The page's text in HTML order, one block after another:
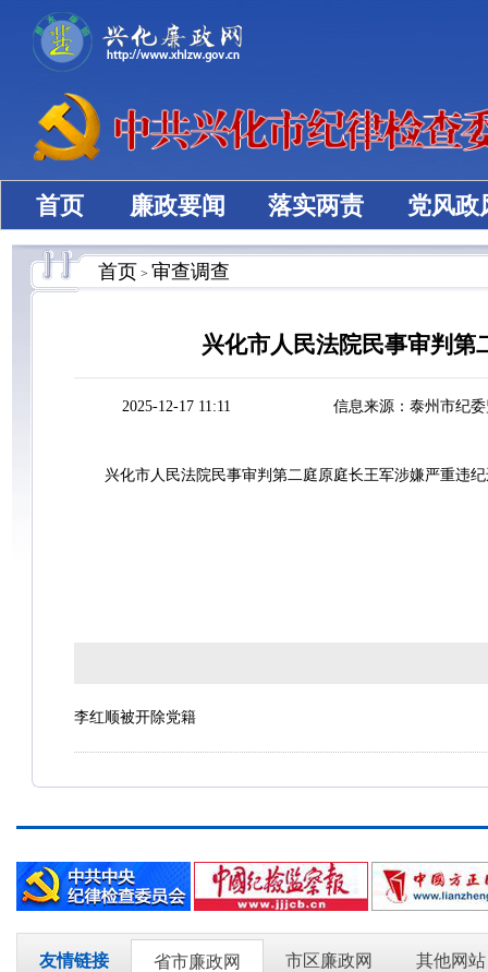
首页 廉政要闻 落实两责 党风政
首页 > 审查调查
兴化市人民法院民事审判第
2025-12-17 11:11 信息来源：泰州市纪
兴化市人民法院民事审判第二庭原庭长王军涉嫌严重违
李红顺被开除党籍
友情链接 省市廉政网 市区廉政网 其他网站